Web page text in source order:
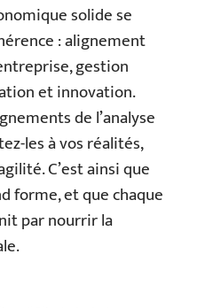
solide se
: alignement
gestion
et innovation.
de l’analyse
les à vos réalités,
C’est ainsi que
forme, et que chaque
par nourrir la